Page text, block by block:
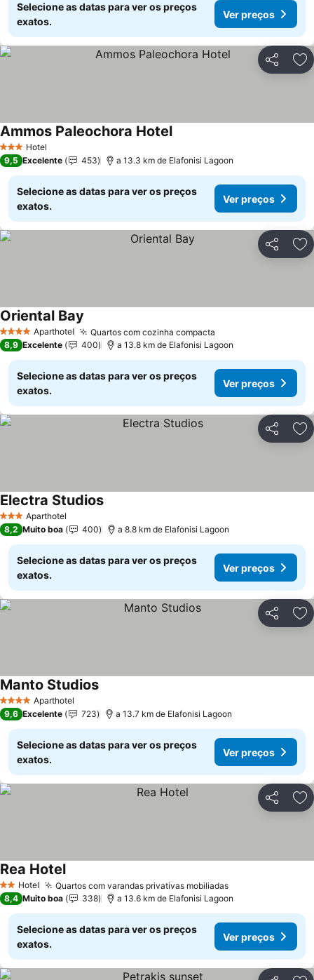
Selecione as datas para ver os preços
exatos.
Ver preços
Partilhar
3 EstrelasHotel
Ammos Paleochora HotelVer preços
9,5 Excelente 453 a 13.3 km de Elafonisi Lagoon
Selecione as datas para ver os preços
exatos.
Ver preços
Partilhar
4 EstrelasAparthotel Quartos com cozinha compacta
Oriental Bay
8,9 Excelente 400 a 13.8 km de Elafonisi Lagoon
Selecione as datas para ver os preços
exatos.
Ver preços
Partilhar
3 EstrelasAparthotel
Electra StudiosVer preços
8,2 Muito boa 400 a 8.8 km de Elafonisi Lagoon
Selecione as datas para ver os preços
exatos.
Ver preços
Partilhar
4 EstrelasAparthotel
Manto StudiosVer preços
9,6 Excelente 723 a 13.7 km de Elafonisi Lagoon
Selecione as datas para ver os preços
exatos.
Ver preços
Partilhar
2 Estrelas
Hotel Quartos com varandas privativas mobiliadasVer preços
Rea HotelVer preços
8,4 Muito boa 338 a 13.6 km de Elafonisi Lagoon
Selecione as datas para ver os preços
exatos.
Ver preços